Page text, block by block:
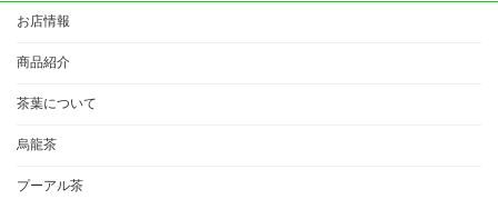
お店情報
商品紹介
茶葉について
烏龍茶
プーアル茶